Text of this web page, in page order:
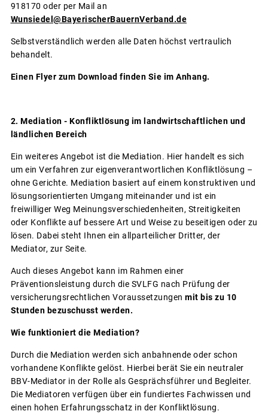
918170 oder per Mail an
Wunsiedel @BayerischerBauernVerband.de
Selbstverständlich werden alle Daten höchst vertraulich
behandelt.
Einen Flyer zum Download finden Sie im Anhang.
2. Mediation - Konfliktlösung im landwirtschaftlichen und
ländlichen Bereich
Ein weiteres Angebot ist die Mediation. Hier handelt es sich
um ein Verfahren zur eigenverantwortlichen Konfliktlösung –
ohne Gerichte. Mediation basiert auf einem konstruktiven und
lösungsorientierten Umgang miteinander und ist ein
freiwilliger Weg Meinungsverschiedenheiten, Streitigkeiten
oder Konflikte auf bessere Art und Weise zu beseitigen oder zu
lösen. Dabei steht Ihnen ein allparteilicher Dritter, der
Mediator, zur Seite.
Auch dieses Angebot kann im Rahmen einer
Präventionsleistung durch die SVLFG nach Prüfung der
versicherungsrechtlichen Voraussetzungen mit bis zu 10
Stunden bezuschusst werden.
Wie funktioniert die Mediation?
Durch die Mediation werden sich anbahnende oder schon
vorhandene Konflikte gelöst. Hierbei berät Sie ein neutraler
BBV-Mediator in der Rolle als Gesprächsführer und Begleiter.
Die Mediatoren verfügen über ein fundiertes Fachwissen und
einen hohen Erfahrungsschatz in der Konfliktlösung.